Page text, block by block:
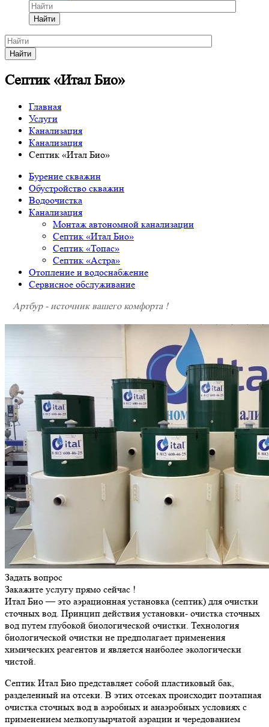
Найти
Найти
Септик «Итал Био»
Главная
Услуги
Канализация
Канализация
Септик «Итал Био»
Бурение скважин
Обустройство скважин
Водоочистка
Канализация
Монтаж автономной канализации
Септик «Итал Био»
Септик «Топас»
Септик «Астра»
Отопление и водоснабжение
Сервисное обслуживание
Артбур - источник вашего комфорта !
Задать вопрос
Закажите услугу прямо сейчас !
Итал Био — это аэрационная установка (септик) для очистки
сточных вод. Принцип действия установки- очистка сточных
вод путем глубокой биологической очистки. Технология
биологической очистки не предполагает применения
химических реагентов и является наиболее экологически
чистой.
Септик Итал Био представляет собой пластиковый бак,
разделенный на отсеки. В этих отсеках происходит поэтапная
очистка сточных вод в аэробных и анаэробных условиях с
применением мелкопузырчатой аэрации и чередованием